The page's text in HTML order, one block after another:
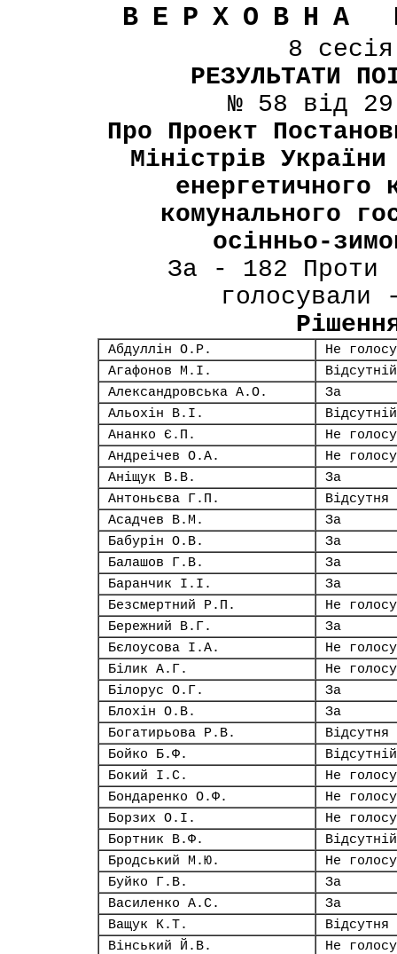
ВЕРХОВНА
8
РЕЗУЛЬТАТИ
№ 58 від
Про Проект
Міністрів
енергетичного
комунального
осінньо-
За - 182 Проти
Абдуллін О.Р.
Не
Агафонов М.І.
Відсутній
Александровська А.О.
За
Альохін В.І.
Відсутній
Ананко Є.П.
Не
Андреічев О.А.
Не
Аніщук В.В.
За
Антоньєва Г.П.
Відсутня
Асадчев В.М.
За
Бабурін О.В.
За
Балашов Г.В.
За
Баранчик І.І.
За
Безсмертний Р.П.
Не
Бережний В.Г.
За
Бєлоусова І.А.
Не
Білик А.Г.
Не
Білорус О.Г.
За
Блохін О.В.
За
Богатирьова Р.В.
Відсутня
Бойко Б.Ф.
Відсутній
Бокий І.С.
Не
Бондаренко О.Ф.
Не
Борзих О.І.
Не
Бортник В.Ф.
Відсутній
Бродський М.Ю.
Не
Буйко Г.В.
За
Василенко А.С.
За
Ващук К.Т.
Відсутня
Вінський Й.В.
Не